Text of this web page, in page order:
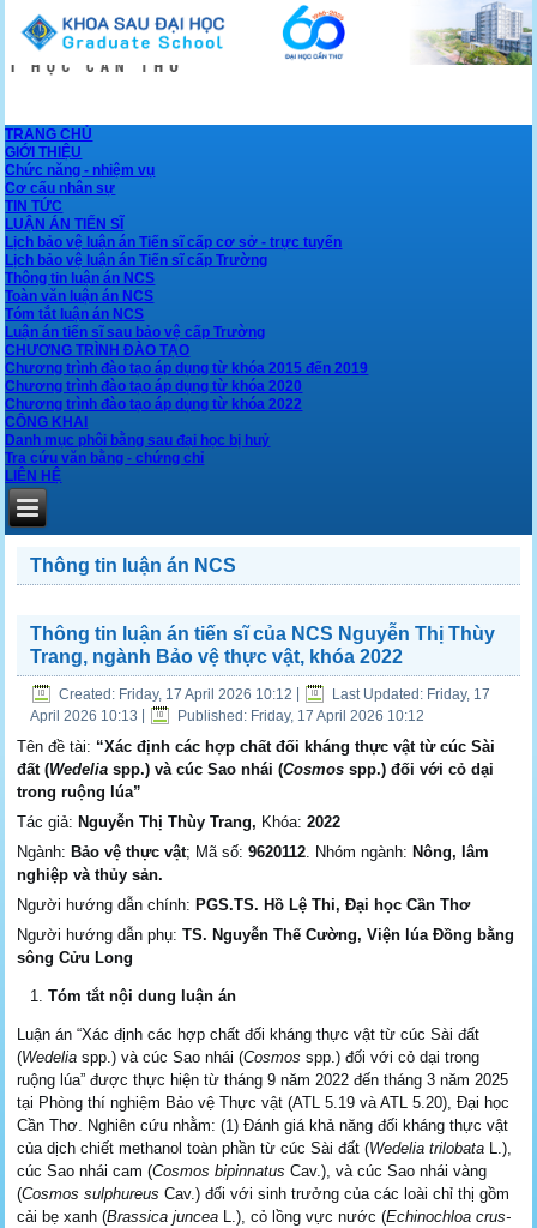
TRANG CHỦ
GIỚI THIỆU
Chức năng - nhiệm vụ
Cơ cấu nhân sự
TIN TỨC
LUẬN ÁN TIẾN SĨ
Lịch bảo vệ luận án Tiến sĩ cấp cơ sở - trực tuyến
Lịch bảo vệ luận án Tiến sĩ cấp Trường
Thông tin luận án NCS
Toàn văn luận án NCS
Tóm tắt luận án NCS
Luận án tiến sĩ sau bảo vệ cấp Trường
CHƯƠNG TRÌNH ĐÀO TẠO
Chương trình đào tạo áp dụng từ khóa 2015 đến 2019
Chương trình đào tạo áp dụng từ khóa 2020
Chương trình đào tạo áp dụng từ khóa 2022
CÔNG KHAI
Danh mục phôi bằng sau đại học bị huỷ
Tra cứu văn bằng - chứng chỉ
LIÊN HỆ
Thông tin luận án NCS
Thông tin luận án tiến sĩ của NCS Nguyễn Thị Thùy
Trang, ngành Bảo vệ thực vật, khóa 2022
Created: Friday, 17 April 2026 10:12
Last Updated: Friday, 17
April 2026 10:13
Published: Friday, 17 April 2026 10:12
Tên đề tài: “Xác định các hợp chất đối kháng thực vật từ cúc Sài
đất (Wedelia spp.) và cúc Sao nhái (Cosmos spp.) đối với cỏ dại
trong ruộng lúa”
Tác giả: Nguyễn Thị Thùy Trang, Khóa:2022
Ngành: Bảo vệ thực vật; Mã số:9620112. Nhóm ngành: Nông, lâm
nghiệp và thủy sản.
Người hướng dẫn chính: PGS.TS. Hồ Lệ Thi, Đại học Cần Thơ
Người hướng dẫn phụ:TS. Nguyễn Thế Cường, Viện lúa Đồng bằng
sông Cửu Long
Tóm tắt nội dung luận án
Luận án “Xác định các hợp chất đối kháng thực vật từ cúc Sài đất
(Wedelia spp.) và cúc Sao nhái (Cosmos spp.) đối với cỏ dại trong
ruộng lúa” được thực hiện từ tháng 9 năm 2022 đến tháng 3 năm 2025
tại Phòng thí nghiệm Bảo vệ Thực vật (ATL 5.19 và ATL 5.20), Đại học
Cần Thơ. Nghiên cứu nhằm: (1) Đánh giá khả năng đối kháng thực vật
của dịch chiết methanol toàn phần từ cúc Sài đất (Wedelia trilobata L.),
cúc Sao nhái cam (Cosmos bipinnatus Cav.), và cúc Sao nhái vàng
(Cosmos sulphureus Cav.) đối với sinh trưởng của các loài chỉ thị gồm
cải bẹ xanh (Brassica juncea L.), cỏ lồng vực nước (Echinochloa crus-